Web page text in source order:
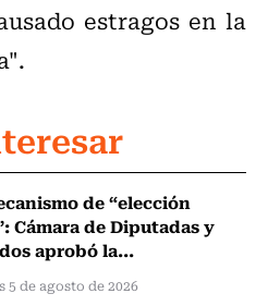
estragos en la
de “elección
Cámara de Diputadas y
aprobó la...
5 de agosto de 2026